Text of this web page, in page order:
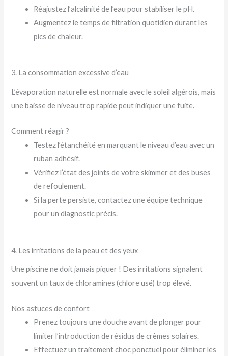
Réajustez l’alcalinité de l’eau pour stabiliser le pH.
Augmentez le temps de filtration quotidien durant les
pics de chaleur.
3. La consommation excessive d’eau
L’évaporation naturelle est normale avec le soleil algérois, mais
une baisse de niveau trop rapide peut indiquer une fuite.
Comment réagir ?
Testez l’étanchéité en marquant le niveau d’eau avec un
ruban adhésif.
Vérifiez l’état des joints de votre skimmer et des buses
de refoulement.
Si la perte persiste, contactez une équipe technique
pour un diagnostic précis.
4. Les irritations de la peau et des yeux
Une piscine ne doit jamais piquer ! Des irritations signalent
souvent un taux de chloramines (chlore usé) trop élevé.
Nos astuces de confort
Prenez toujours une douche avant de plonger pour
limiter l’introduction de résidus de crèmes solaires.
Effectuez un traitement choc ponctuel pour éliminer les